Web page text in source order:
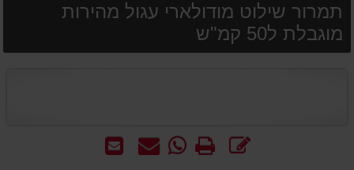
תמרור שילוט מודולארי עגול מהירות
מוגבלת ל50 קמ"ש
שלח
שאל WhatsApp
הדפס